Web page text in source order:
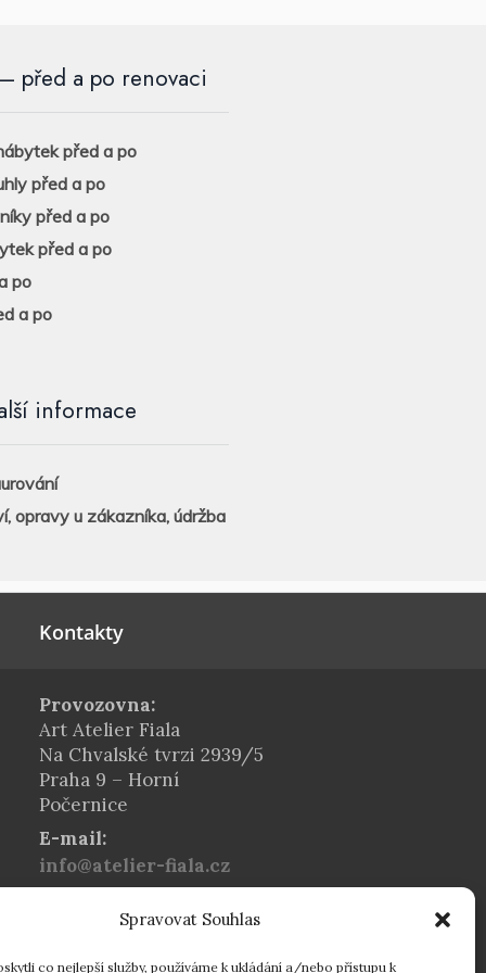
Spravovat Souhlas
co nejlepší služby, používáme k ukládání a/nebo přístupu k
před a po renovaci
před a po
před a po
před a po
před a po
po
a po
informace
opravy u zákazníka, údržba
Kontakty
Provozovna:
Art Atelier Fiala
Na Chvalské tvrzi 2939/5
Praha 9 – Horní
Počernice
E-mail:
info@atelier-fiala.cz
+420 724 560 203
Provozní doba: